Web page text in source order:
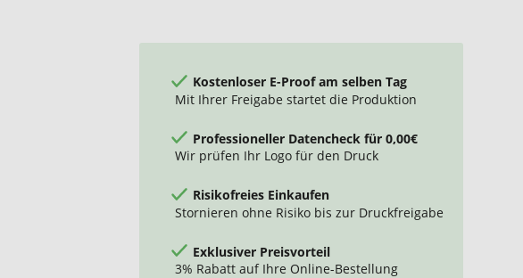
Kostenloser E-Proof am selben Tag
Mit Ihrer Freigabe startet die Produktion
Professioneller Datencheck für 0,00€
Wir prüfen Ihr Logo für den Druck
Risikofreies Einkaufen
Stornieren ohne Risiko bis zur Druckfreigabe
Exklusiver Preisvorteil
3% Rabatt auf Ihre Online-Bestellung